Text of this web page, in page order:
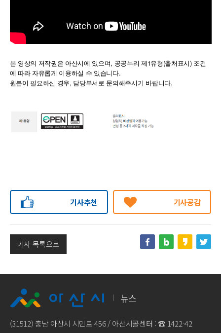
본 영상의 저작권은 아산시에 있으며, 공공누리 제1유형(출처표시) 조건
에 따라 자유롭게 이용하실 수 있습니다.
원본이 필요하신 경우, 담당부서로 문의해주시기 바랍니다.
기사추천 기사공감
기사 목록으로
뉴스
(31512) 충남 아산시 시민로 456 / 아산시콜센터 : ☎ 1422-42